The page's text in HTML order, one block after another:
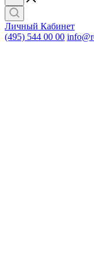
Личный Кабинет
(495) 544 00 00